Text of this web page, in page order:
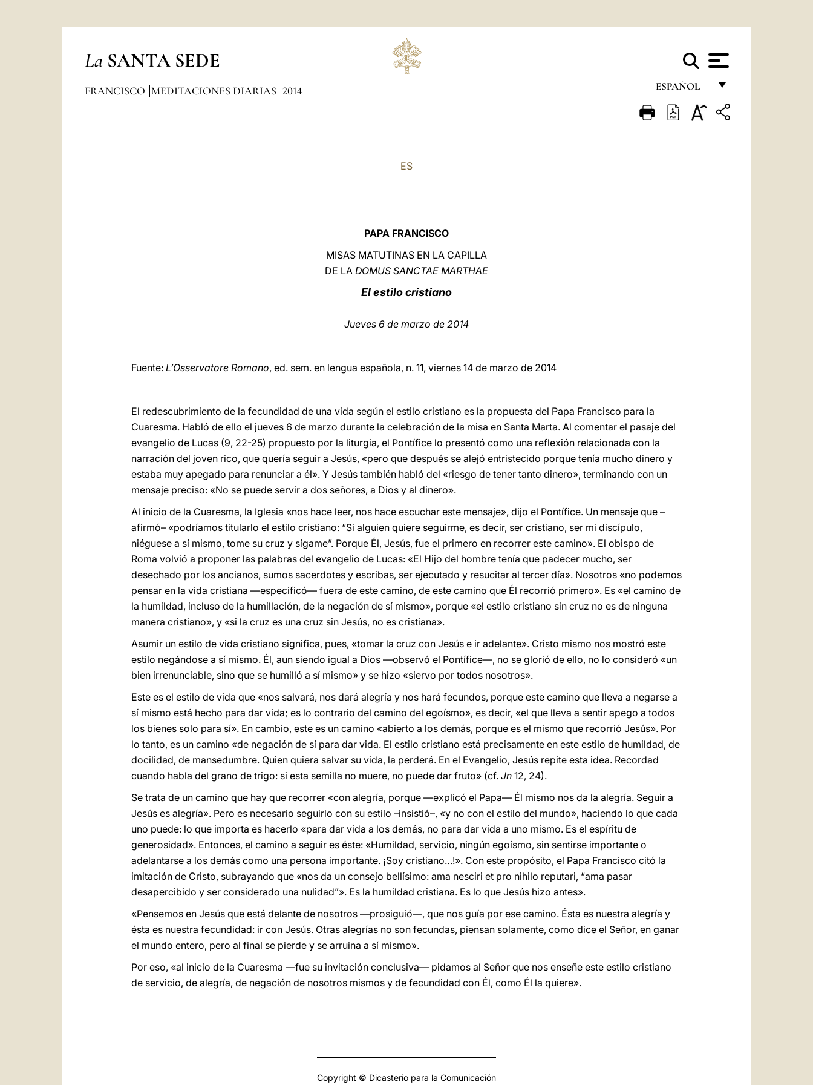
La SANTA SEDE
ESPAÑOL
FRANÇAIS
FRANCISCO MEDITACIONES DIARIAS 2014
ES
PAPA FRANCISCO
MISAS MATUTINAS EN LA CAPILLA
DE LA DOMUS SANCTAE MARTHAE
El estilo cristiano
Jueves 6 de marzo de 2014
Fuente: L’Osservatore Romano, ed. sem. en lengua española, n. 11, viernes 14 de marzo de 2014
El redescubrimiento de la fecundidad de una vida según el estilo cristiano es la propuesta del Papa Francisco para la
Cuaresma. Habló de ello el jueves 6 de marzo durante la celebración de la misa en Santa Marta. Al comentar el pasaje del
evangelio de Lucas (9, 22-25) propuesto por la liturgia, el Pontífice lo presentó como una reflexión relacionada con la
narración del joven rico, que quería seguir a Jesús, «pero que después se alejó entristecido porque tenía mucho dinero y
estaba muy apegado para renunciar a él». Y Jesús también habló del «riesgo de tener tanto dinero», terminando con un
mensaje preciso: «No se puede servir a dos señores, a Dios y al dinero».
Al inicio de la Cuaresma, la Iglesia «nos hace leer, nos hace escuchar este mensaje», dijo el Pontífice. Un mensaje que –
afirmó– «podríamos titularlo el estilo cristiano: “Si alguien quiere seguirme, es decir, ser cristiano, ser mi discípulo,
niéguese a sí mismo, tome su cruz y sígame”. Porque Él, Jesús, fue el primero en recorrer este camino». El obispo de
Roma volvió a proponer las palabras del evangelio de Lucas: «El Hijo del hombre tenía que padecer mucho, ser
desechado por los ancianos, sumos sacerdotes y escribas, ser ejecutado y resucitar al tercer día». Nosotros «no podemos
pensar en la vida cristiana —especificó— fuera de este camino, de este camino que Él recorrió primero». Es «el camino de
la humildad, incluso de la humillación, de la negación de sí mismo», porque «el estilo cristiano sin cruz no es de ninguna
manera cristiano», y «si la cruz es una cruz sin Jesús, no es cristiana».
Asumir un estilo de vida cristiano significa, pues, «tomar la cruz con Jesús e ir adelante». Cristo mismo nos mostró este
estilo negándose a sí mismo. Él, aun siendo igual a Dios —observó el Pontífice—, no se glorió de ello, no lo consideró «un
bien irrenunciable, sino que se humilló a sí mismo» y se hizo «siervo por todos nosotros».
Este es el estilo de vida que «nos salvará, nos dará alegría y nos hará fecundos, porque este camino que lleva a negarse a
sí mismo está hecho para dar vida; es lo contrario del camino del egoísmo», es decir, «el que lleva a sentir apego a todos
los bienes solo para sí». En cambio, este es un camino «abierto a los demás, porque es el mismo que recorrió Jesús». Por
lo tanto, es un camino «de negación de sí para dar vida. El estilo cristiano está precisamente en este estilo de humildad, de
docilidad, de mansedumbre. Quien quiera salvar su vida, la perderá. En el Evangelio, Jesús repite esta idea. Recordad
cuando habla del grano de trigo: si esta semilla no muere, no puede dar fruto» (cf. Jn 12, 24).
Se trata de un camino que hay que recorrer «con alegría, porque —explicó el Papa— Él mismo nos da la alegría. Seguir a
Jesús es alegría». Pero es necesario seguirlo con su estilo –insistió–, «y no con el estilo del mundo», haciendo lo que cada
uno puede: lo que importa es hacerlo «para dar vida a los demás, no para dar vida a uno mismo. Es el espíritu de
generosidad». Entonces, el camino a seguir es éste: «Humildad, servicio, ningún egoísmo, sin sentirse importante o
adelantarse a los demás como una persona importante. ¡Soy cristiano…!». Con este propósito, el Papa Francisco citó la
imitación de Cristo, subrayando que «nos da un consejo bellísimo: ama nesciri et pro nihilo reputari, “ama pasar
desapercibido y ser considerado una nulidad”». Es la humildad cristiana. Es lo que Jesús hizo antes».
«Pensemos en Jesús que está delante de nosotros —prosiguió—, que nos guía por ese camino. Ésta es nuestra alegría y
ésta es nuestra fecundidad: ir con Jesús. Otras alegrías no son fecundas, piensan solamente, como dice el Señor, en ganar
el mundo entero, pero al final se pierde y se arruina a sí mismo».
Por eso, «al inicio de la Cuaresma —fue su invitación conclusiva— pidamos al Señor que nos enseñe este estilo cristiano
de servicio, de alegría, de negación de nosotros mismos y de fecundidad con Él, como Él la quiere».
Copyright © Dicasterio para la Comunicación